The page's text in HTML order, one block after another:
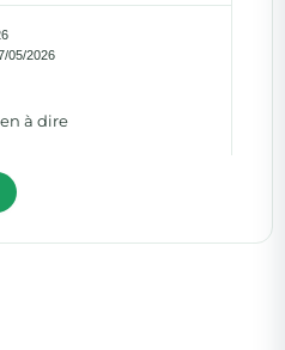
05/2026
à dire